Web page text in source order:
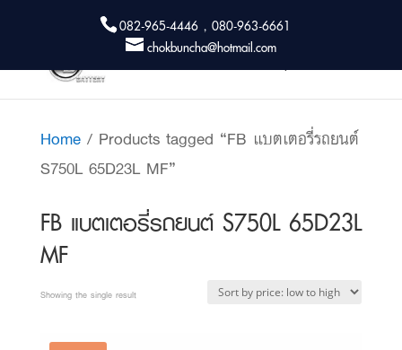
082-965-4446 , 080-963-6661
chokbuncha@hotmail.com
Home/ Products tagged “FB แบตเตอรี่รถยนต์
S750L 65D23L MF”
FB แบตเตอรี่รถยนต์ S750L 65D23L
MF
Showing the single result